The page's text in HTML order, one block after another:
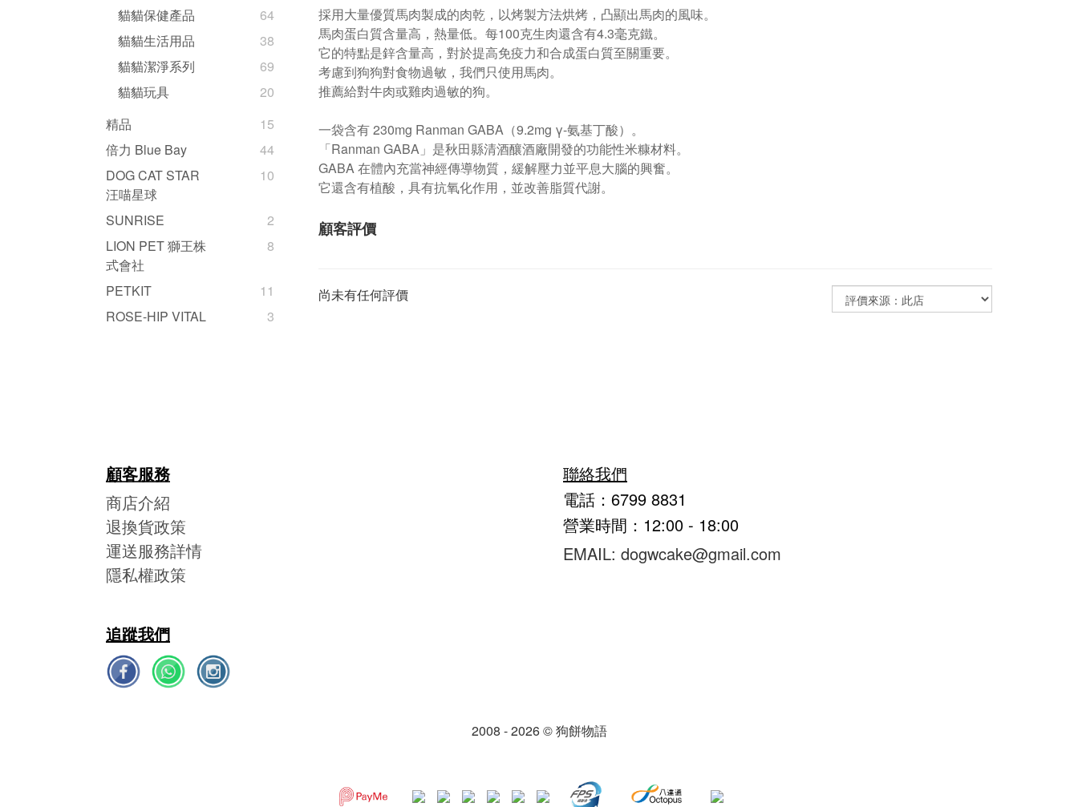
貓貓保健產品
64
貓貓生活用品
38
貓貓潔淨系列
69
貓貓玩具
20
精品
15
倍力 Blue Bay
44
DOG CAT STAR
汪喵星球
10
SUNRISE
2
LION PET 獅王株
式會社
8
PETKIT
11
ROSE-HIP VITAL
3
採用大量優質馬肉製成的肉乾，以烤製方法烘烤，凸顯出馬肉的風味。
馬肉蛋白質含量高，熱量低。每100克生肉還含有4.3毫克鐵。
它的特點是鋅含量高，對於提高免疫力和合成蛋白質至關重要。
考慮到狗狗對食物過敏，我們只使用馬肉。
推薦給對牛肉或雞肉過敏的狗。
一袋含有 230mg Ranman GABA（9.2mg γ-氨基丁酸）。
「Ranman GABA」是秋田縣清酒釀酒廠開發的功能性米糠材料。
GABA 在體內充當神經傳導物質，緩解壓力並平息大腦的興奮。
它還含有植酸，具有抗氧化作用，並改善脂質代謝。
顧客評價
尚未有任何評價
顧客服務
商店介紹
退換貨政策
運送服務詳情
隱私權政策
追蹤我們
聯絡我們
電話：6799 8831
營業時間：12:00 - 18:00
EMAIL: dogwcake@gmail.com
2008 - 2026 © 狗餅物語